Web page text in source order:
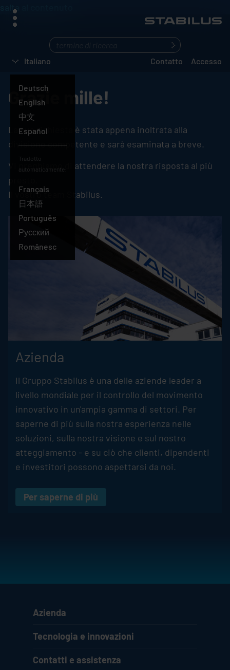
salta al contenuto
menu
Italiano
Deutsch
English
中文
Español
Tradotto
automaticamente:
Français
Italiano
日本語
Português
Русский
Românesc
Contatto Accesso
Grazie mille!
La sua richiesta è stata appena inoltrata alla
divisione competente e sarà esaminata a breve.
Vi preghiamo di attendere la nostra risposta al più
presto.
Il vostro team
Stabilus.
Azienda
Il Gruppo Stabilus è una delle aziende leader a
livello mondiale per il controllo del movimento
innovativo in un'ampia gamma di settori. Per
saperne di più sulla nostra esperienza nelle
soluzioni, sulla nostra visione e sul nostro
atteggiamento - e su ciò che clienti, dipendenti
e investitori possono aspettarsi da noi.
Per saperne di più
Cosa
state
cercando?
Azienda
Tecnologia e innovazioni
Contatti e assistenza